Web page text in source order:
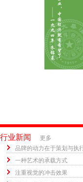
行业新闻
更多
品牌的动力在于策划与执
一种艺术的承载方式
注重视觉的冲击效果